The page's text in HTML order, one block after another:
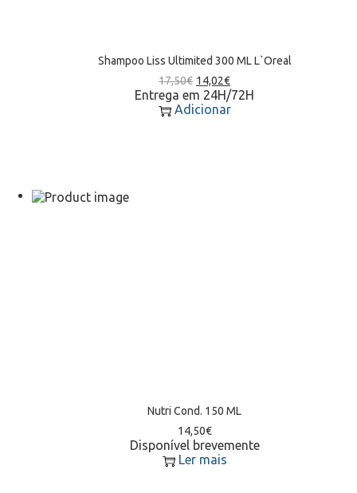
Shampoo Liss Ultimited 300 ML L`Oreal
17,50€ 14,02€
Entrega em 24H/72H
Adicionar
Nutri Cond. 150 ML
14,50€
Disponível brevemente
Ler mais